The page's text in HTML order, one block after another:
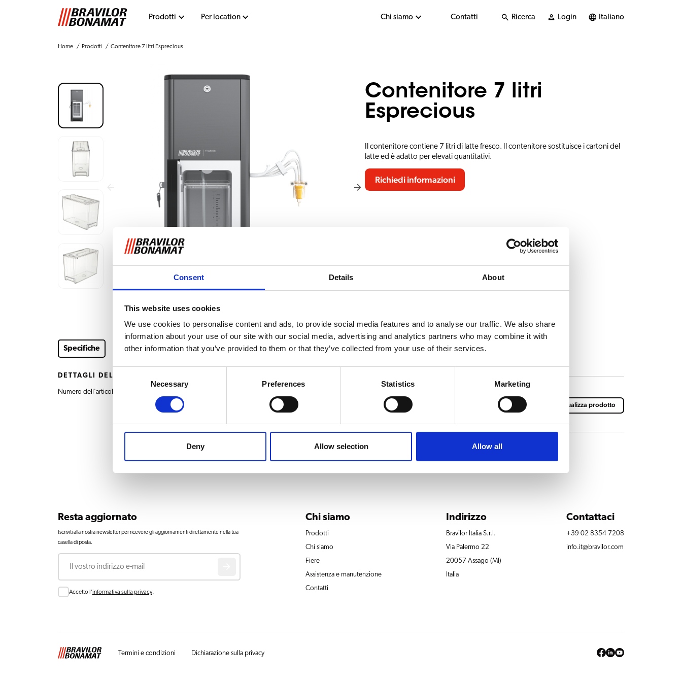
Consent Details About
This website uses cookies
We use cookies to personalise content and ads, to provide social media features and to analyse our traffic. We also share
information about your use of our site with our social media, advertising and analytics partners who may combine it with
other information that you’ve provided to them or that they’ve collected from your use of their services.
Necessary Preferences Statistics Marketing
Deny Allow selection Allow all
Prodotti Per location Chi siamo Contatti Ricerca Login Italiano
Home Prodotti Contenitore 7 litri Esprecious
Contenitore 7 litri
Esprecious
Il contenitore contiene 7 litri di latte fresco. Il contenitore sostituisce i cartoni del
latte ed è adatto per elevati quantitativi.
Richiedi informazioni
Specifiche
DETTAGLI DEL PRODOTTO
Numero dell'articolo
Visualizza prodotto
Resta aggiornato
Iscriviti alla nostra newsletter per ricevere gli aggiornamenti direttamente nella tua
casella di posta.
Email
Consent
Accetto l'informativa sulla privacy.
Chi siamo
Prodotti
Chi siamo
Fiere
Assistenza e manutenzione
Contatti
Indirizzo
Bravilor Italia S.r.l.
Via Palermo 22
20057 Assago (MI)
Italia
Contattaci
+39 02 8354 7208
info.it@bravilor.com
Termini e condizioni Dichiarazione sulla privacy